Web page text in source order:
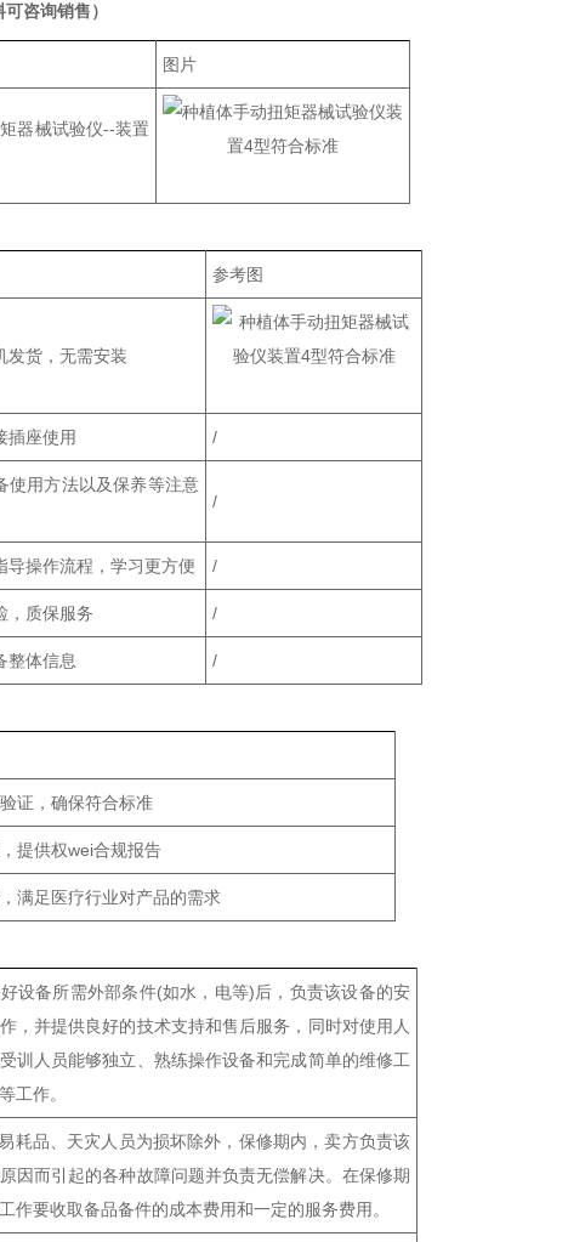
咨询销售）
图片
器械试验仪--装置
参考图
发货，无需安装
插座使用 /
使用方法以及保养等注意
/
导操作流程，学习更方便 /
，质保服务 /
整体信息 /
证，确保符合标准
提供权wei合规报告
满足医疗行业对产品的需求
设备所需外部条件(如水，电等)后，负责该设备的安
，并提供良好的技术支持和售后服务，同时对使用人
训人员能够独立、熟练操作设备和完成简单的维修工
工作。
耗品、天灾人员为损坏除外，保修期内，卖方负责该
因而引起的各种故障问题并负责无偿解决。在保修期
作要收取备品备件的成本费用和一定的服务费用。